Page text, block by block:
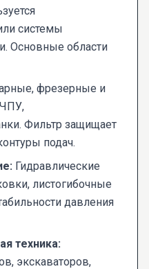
системы
Основные области
фрезерные и
Фильтр защищает
подач.
Гидравлические
листогибочные
давления
техника:
экскаваторов,